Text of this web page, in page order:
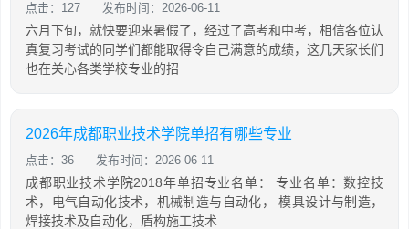
点击：127 发布时间：2026-06-11
六月下旬，就快要迎来暑假了，经过了高考和中考，相信各位认
真复习考试的同学们都能取得令自己满意的成绩，这几天家长们
也在关心各类学校专业的招
2026年成都职业技术学院单招有哪些专业
点击：36 发布时间：2026-06-11
成都职业技术学院2018年单招专业名单： 专业名单：数控技
术，电气自动化技术，机械制造与自动化， 模具设计与制造，
焊接技术及自动化，盾构施工技术